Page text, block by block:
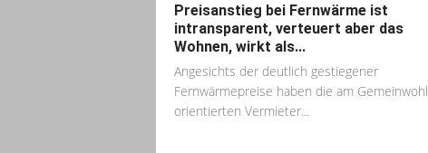
Preisanstieg bei Fernwärme ist
intransparent, verteuert aber das
Wohnen, wirkt als...
Angesichts der deutlich gestiegener
Fernwärmepreise haben die am Gemeinwohl
orientierten Vermieter...